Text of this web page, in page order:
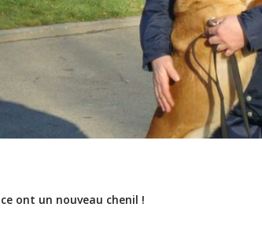
ont un nouveau chenil !